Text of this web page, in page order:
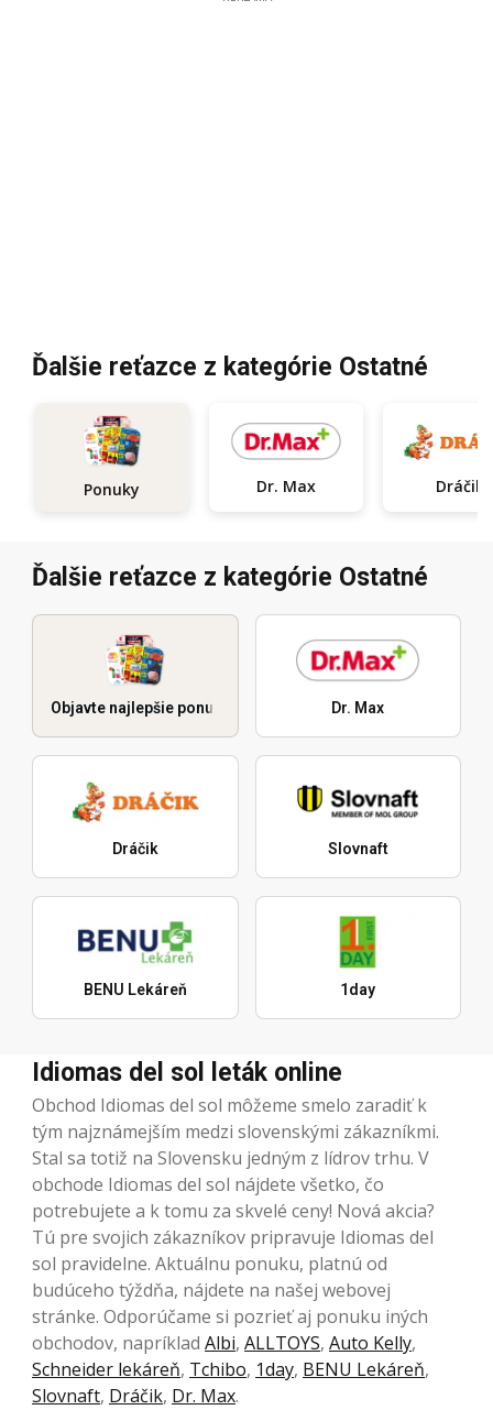
Ďalšie reťazce z kategórie Ostatné
Ponuky Dr. Max Dráčik
Ďalšie reťazce z kategórie Ostatné
Objavte najlepšie ponuky Dr. Max
Dráčik Slovnaft
BENU Lekáreň 1day
Idiomas del sol leták online
Obchod Idiomas del sol môžeme smelo zaradiť k
tým najznámejším medzi slovenskými zákazníkmi.
Stal sa totiž na Slovensku jedným z lídrov trhu. V
obchode Idiomas del sol nájdete všetko, čo
potrebujete a k tomu za skvelé ceny! Nová akcia?
Tú pre svojich zákazníkov pripravuje Idiomas del
sol pravidelne. Aktuálnu ponuku, platnú od
budúceho týždňa, nájdete na našej webovej
stránke. Odporúčame si pozrieť aj ponuku iných
obchodov, napríklad Albi, ALLTOYS, Auto Kelly,
Schneider lekáreň, Tchibo, 1day, BENU Lekáreň,
Slovnaft, Dráčik, Dr. Max.